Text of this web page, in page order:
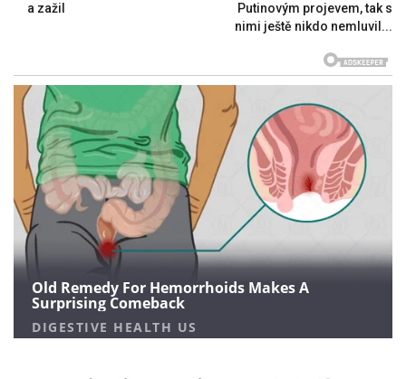
a zažil
Putinovým projevem, tak s
nimi ještě nikdo nemluvil...